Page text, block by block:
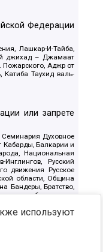
Федерации
Лашкар-И-Тайба,
джихад – Джамаат
Пожарского, Аджр от
Таухид валь-
или запрете
Духовное
Кабарды, Балкарии и
Национальная
Русский
движения Русское
области, Община
Бандеры, Братство,
объединение
группа, Автоград
Ultras, Русский
используют